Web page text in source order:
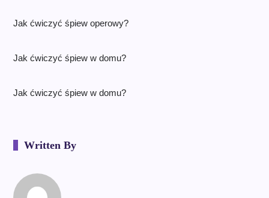
Jak ćwiczyć śpiew operowy?
Jak ćwiczyć śpiew w domu?
Jak ćwiczyć śpiew w domu?
Written By